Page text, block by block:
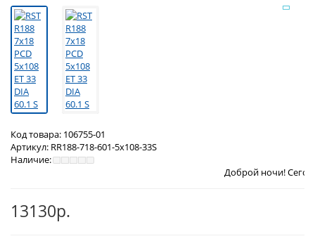
Код товара: 106755-01
Артикул: RR188-718-601-5x108-33S
Наличие:
Доброй ночи! Сегодня
13130р.